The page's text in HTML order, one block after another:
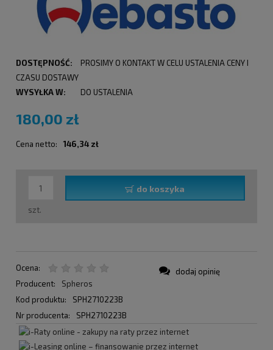
DOSTĘPNOŚĆ:
PROSIMY O KONTAKT W CELU USTALENIA CENY I
CZASU DOSTAWY
WYSYŁKA W:
DO USTALENIA
180,00 zł
Cena netto: 146,34 zł
szt.
do koszyka
Ocena:
Producent:
Spheros
Kod produktu:
SPH2710223B
Nr producenta:
SPH2710223B
dodaj opinię